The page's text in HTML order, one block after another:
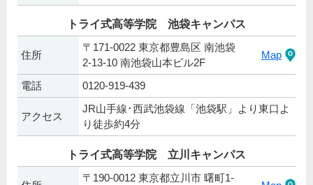
トライ式高等学院 池袋キャンパス
住所
〒171-0022 東京都豊島区 南池袋
2-13-10 南池袋山本ビル2F
Map
電話 0120-919-439
アクセス
JR山手線･西武池袋線「池袋駅」より東口よ
り徒歩約4分
トライ式高等学院 立川キャンパス
〒190-0012 東京都立川市 曙町1-